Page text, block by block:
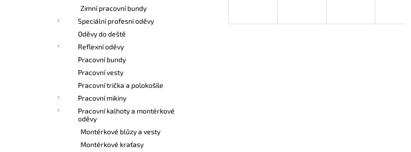
Zimní pracovní bundy
Speciální profesní oděvy
Oděvy do deště
Reflexní oděvy
Pracovní bundy
Pracovní vesty
Pracovní trička a polokošile
Pracovní mikiny
Pracovní kalhoty a montérkové
oděvy
Montérkové blůzy a vesty
Montérkové kraťasy